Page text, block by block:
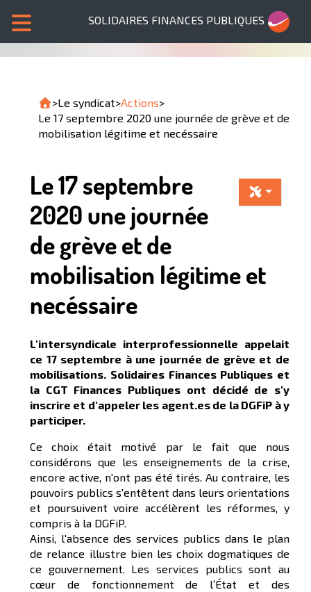
SOLIDAIRES FINANCES PUBLIQUES
>Le syndicat>Actions>
Le 17 septembre 2020 une journée de grève et de
mobilisation légitime et necéssaire
Le 17 septembre
2020 une journée
de grève et de
mobilisation légitime et
necéssaire
L'intersyndicale interprofessionnelle appelait
ce 17 septembre à une journée de grève et de
mobilisations. Solidaires Finances Publiques et
la CGT Finances Publiques ont décidé de s'y
inscrire et d'appeler les agent.es de la DGFiP à y
participer.
Ce choix était motivé par le fait que nous
considérons que les enseignements de la crise,
encore active, n'ont pas été tirés. Au contraire, les
pouvoirs publics s'entêtent dans leurs orientations
et poursuivent voire accélèrent les réformes, y
compris à la DGFiP.
Ainsi, l'absence des services publics dans le plan
de relance illustre bien les choix dogmatiques de
ce gouvernement. Les services publics sont au
cœur de fonctionnement de l’État et des